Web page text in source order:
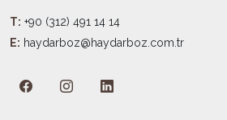
T: +90 (312) 491 14 14
E: haydarboz@haydarboz.com.tr​